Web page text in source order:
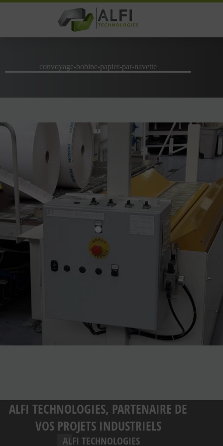
Passer
convoyage-bobine-papier-par-navette
ALFI TECHNOLOGIES, PARTENAIRE DE
VOS PROJETS INDUSTRIELS
ALFI TECHNOLOGIES